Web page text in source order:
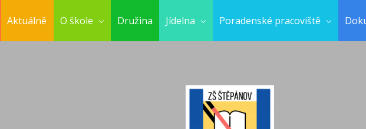
Aktuálně O škole Družina Jídelna Poradenské pracoviště